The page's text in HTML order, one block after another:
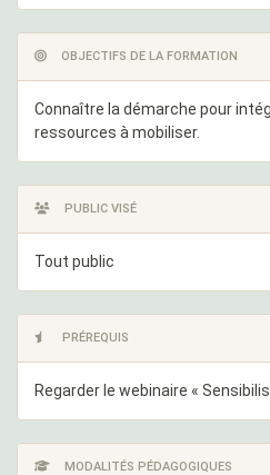
OBJECTIFS DE LA FORMATION
Connaître la démarche pour
ressources à mobiliser.
PUBLIC VISÉ
Tout public
PRÉREQUIS
Regarder le webinaire «
MODALITÉS PÉDAGOGIQUES